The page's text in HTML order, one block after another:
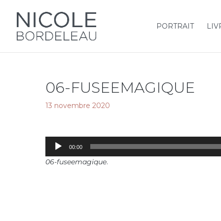
PORTRAIT
06-FUSEEMAGIQUE
13 novembre 2020
Lecteur
audio
00:00
06-fuseemagique.